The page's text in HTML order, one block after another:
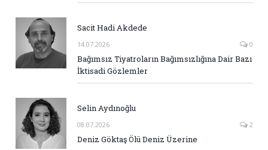
Sacit Hadi Akdede
14.07.2026 0
Bağımsız Tiyatroların Bağımsızlığına Dair Bazı
İktisadi Gözlemler
Selin Aydınoğlu
08.07.2026 2
Deniz Göktaş Ölü Deniz Üzerine